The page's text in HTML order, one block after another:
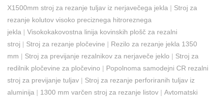
X1500mm stroj za rezanje tuljav iz nerjavečega jekla | Stroj za
rezanje kolutov visoko preciznega hitroreznega
jekla | Visokokakovostna linija kovinskih plošč za rezalni
stroj | Stroj za rezanje pločevine | Rezilo za rezanje jekla 1350
mm | Stroj za previjanje rezalnikov za nerjaveče jeklo | Stroj za
redilnik pločevine za pločevino | Popolnoma samodejni CR rezalni
stroj za previjanje tuljav | Stroj za rezanje perforiranih tuljav iz
aluminija | 1300 mm varčen stroj za rezanje listov | Avtomatski